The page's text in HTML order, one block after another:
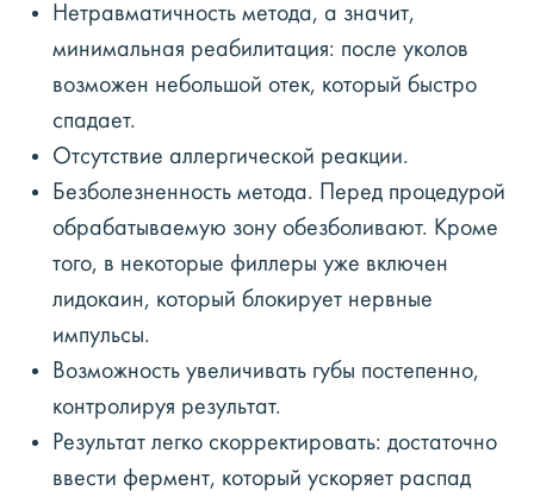
Нетравматичность метода, а значит,
минимальная реабилитация: после уколов
возможен небольшой отек, который быстро
спадает.
Отсутствие аллергической реакции.
Безболезненность метода. Перед процедурой
обрабатываемую зону обезболивают. Кроме
того, в некоторые филлеры уже включен
лидокаин, который блокирует нервные
импульсы.
Возможность увеличивать губы постепенно,
контролируя результат.
Результат легко скорректировать: достаточно
ввести фермент, который ускоряет распад